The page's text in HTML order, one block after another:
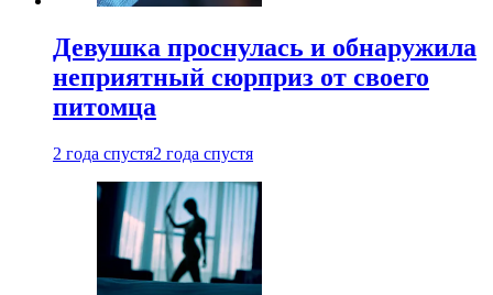
Девушка проснулась и обнаружила
неприятный сюрприз от своего
питомца
2 года спустя2 года спустя